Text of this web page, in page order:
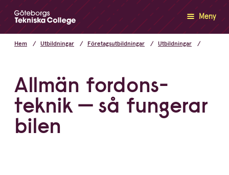
Meny
Hem Utbildningar Företagsutbildningar Utbildningar
Allmän fordons­
teknik — så fungerar
bilen